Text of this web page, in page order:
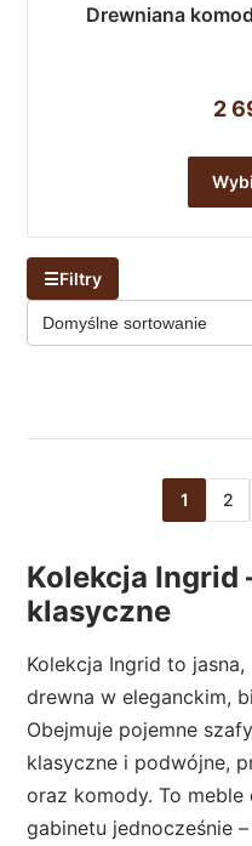
☰Filtry
Drewniana
2
1 2
Kolekcja Ingrid
klasyczne
Kolekcja Ingrid to
drewna w eleganckim,
Obejmuje pojemne
klasyczne i podwójne,
oraz komody. To
gabinetu jednocześnie